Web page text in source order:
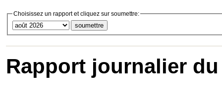
Choisissez un rapport et cliquez sur soumettre:
Rapport journalier